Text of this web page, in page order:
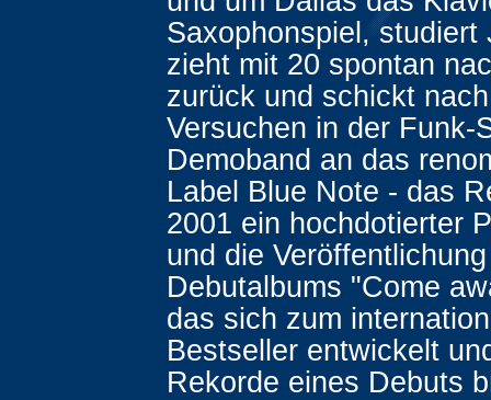
Saxophonspiel, studiert
zieht mit 20 spontan
zurück und schickt
Versuchen in der Funk-
Demoband an das
Label Blue Note - das
2001 ein hochdotierter
und die
Debutalbums "Come
das sich zum
Bestseller entwickelt
Rekorde eines Debuts